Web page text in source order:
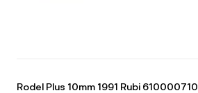
Rodel Plus 10mm 1991 Rubi 610000710